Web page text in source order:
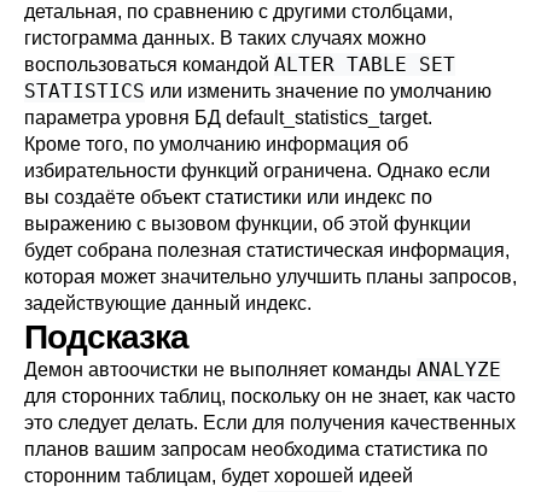
детальная, по сравнению с другими столбцами,
гистограмма данных. В таких случаях можно
воспользоваться командой ALTER TABLE SET
STATISTICS или изменить значение по умолчанию
параметра уровня БД default_statistics_target.
Кроме того, по умолчанию информация об
избирательности функций ограничена. Однако если
вы создаёте объект статистики или индекс по
выражению с вызовом функции, об этой функции
будет собрана полезная статистическая информация,
которая может значительно улучшить планы запросов,
задействующие данный индекс.
Подсказка
Демон автоочистки не выполняет команды ANALYZE
для сторонних таблиц, поскольку он не знает, как часто
это следует делать. Если для получения качественных
планов вашим запросам необходима статистика по
сторонним таблицам, будет хорошей идеей